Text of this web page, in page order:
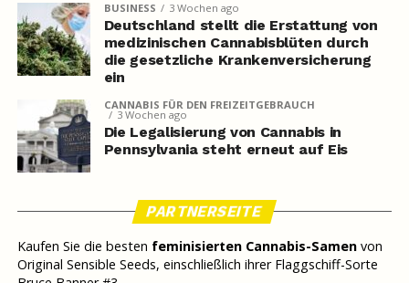
BUSINESS 3 Wochen ago
Deutschland stellt die Erstattung von
medizinischen Cannabisblüten durch
die gesetzliche Krankenversicherung
ein
CANNABIS FÜR DEN FREIZEITGEBRAUCH
3 Wochen ago
Die Legalisierung von Cannabis in
Pennsylvania steht erneut auf Eis
PARTNERSEITE
Kaufen Sie die besten feminisierten Cannabis-Samenvon
Original Sensible Seeds, einschließlich ihrer Flaggschiff-Sorte